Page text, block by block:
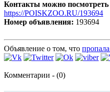
Контакты можно посмотреть
https://POISKZOO.RU/193694
Номер объявления: 193694
Объявление о том, что
Комментарии - (0)